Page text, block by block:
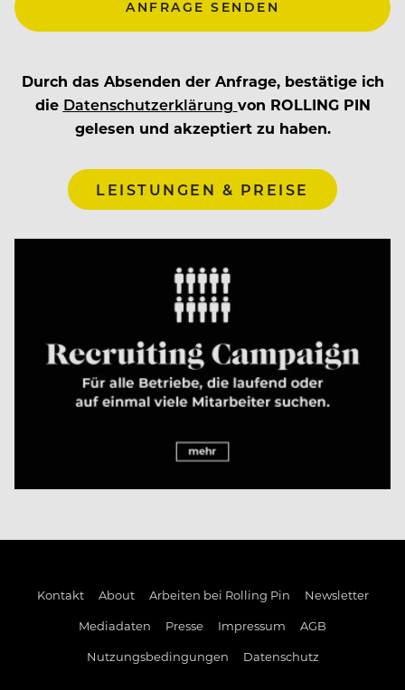
Durch das Absenden der Anfrage, bestätige ich
die Datenschutzerklärung von ROLLING PIN
gelesen und akzeptiert zu haben.
LEISTUNGEN & PREISE
Kontakt About Arbeiten bei Rolling Pin
Newsletter
Mediadaten
Presse Impressum
AGB
Nutzungsbedingungen
Datenschutz